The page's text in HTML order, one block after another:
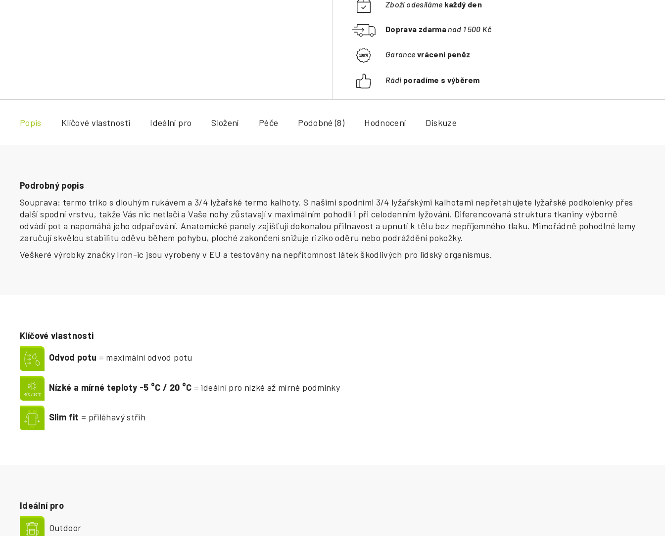
Zboží odesíláme každý den
Doprava zdarma nad 1 500 Kč
Garance vrácení peněz
Rádi poradíme s výběrem
Popis Klíčové vlastnosti Ideální pro Složení Péče Podobné (8) Hodnocení Diskuze
Podrobný popis
Souprava: termo triko s dlouhým rukávem a 3/4 lyžařské termo kalhoty. S našimi spodními 3/4 lyžařskými kalhotami nepřetahujete lyžařské podkolenky přes
další spodní vrstvu, takže Vás nic netlačí a Vaše nohy zůstavají v maximálním pohodlí i při celodenním lyžování. Diferencovaná struktura tkaniny výborně
odvádí pot a napomáhá jeho odpařování. Anatomické panely zajišťují dokonalou přilnavost a upnutí k tělu bez nepříjemného tlaku. Mimořádně pohodlné lemy
zaručují skvělou stabilitu oděvu během pohybu, ploché zakončení snižuje riziko oděru nebo podráždění pokožky.
Veškeré výrobky značky Iron-ic jsou vyrobeny v EU a testovány na nepřítomnost látek škodlivých pro lidský organismus.
Ideální pro
Outdoor
Klíčové vlastnosti
Odvod potu = maximální odvod potu
Nízké a mírné teploty -5 °C / 20 °C = ideální pro nízké až mírné podmínky
Slim fit = přiléhavý střih